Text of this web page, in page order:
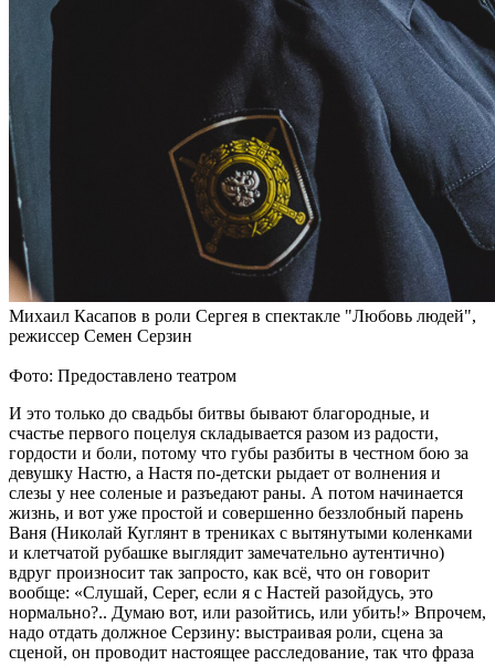
Михаил Касапов в роли Сергея в спектакле "Любовь людей",
режиссер Семен Серзин
Фото: Предоставлено театром
И это только до свадьбы битвы бывают благородные, и
счастье первого поцелуя складывается разом из радости,
гордости и боли, потому что губы разбиты в честном бою за
девушку Настю, а Настя по-детски рыдает от волнения и
слезы у нее соленые и разъедают раны. А потом начинается
жизнь, и вот уже простой и совершенно беззлобный парень
Ваня (Николай Куглянт в трениках с вытянутыми коленками
и клетчатой рубашке выглядит замечательно аутентично)
вдруг произносит так запросто, как всё, что он говорит
вообще: «Слушай, Серег, если я с Настей разойдусь, это
нормально?.. Думаю вот, или разойтись, или убить!» Впрочем,
надо отдать должное Серзину: выстраивая роли, сцена за
сценой, он проводит настоящее расследование, так что фраза